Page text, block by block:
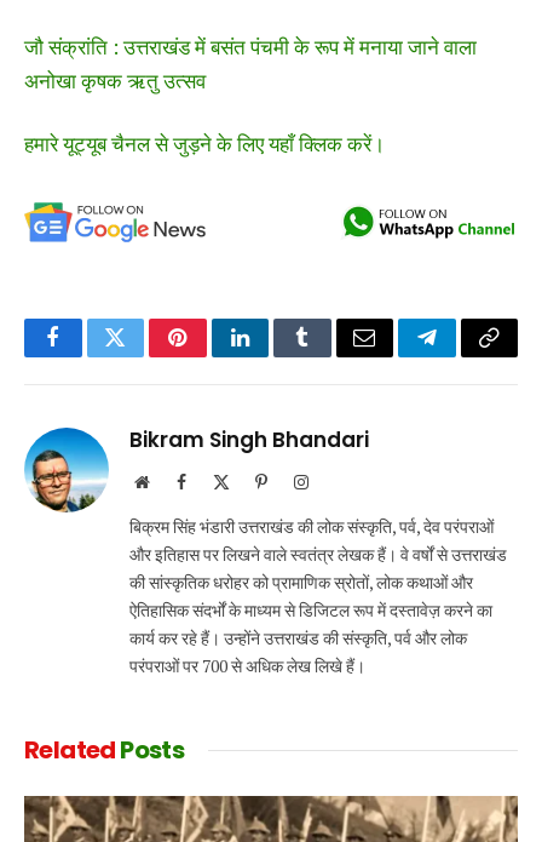
जौ संक्रांति : उत्तराखंड में बसंत पंचमी के रूप में मनाया जाने वाला
अनोखा कृषक ऋतु उत्सव
हमारे यूट्यूब चैनल से जुड़ने के लिए यहाँ क्लिक करें।
FacebookTwitterPinterestLinkedInTumblrEmail TelegramCopy
Bikram Singh Bhandari
WebsiteFacebook PinterestInstagram
बिक्रम सिंह भंडारी उत्तराखंड की लोक संस्कृति, पर्व, देव परंपराओं
और इतिहास पर लिखने वाले स्वतंत्र लेखक हैं। वे वर्षों से उत्तराखंड
की सांस्कृतिक धरोहर को प्रामाणिक स्रोतों, लोक कथाओं और
ऐतिहासिक संदर्भों के माध्यम से डिजिटल रूप में दस्तावेज़ करने का
कार्य कर रहे हैं। उन्होंने उत्तराखंड की संस्कृति, पर्व और लोक
परंपराओं पर 700 से अधिक लेख लिखे हैं।
RelatedPosts